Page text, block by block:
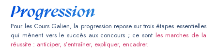
Progression
Pour les Cours Galien, la progression repose sur trois étapes essentielles
qui mènent vers le succès aux concours ; ce sont les marches de la
réussite : anticiper, s’entraîner, expliquer, encadrer.